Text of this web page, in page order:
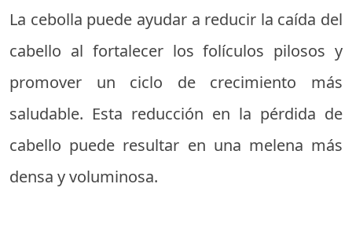
La cebolla puede ayudar a reducir la caída del
cabello al fortalecer los folículos pilosos y
promover un ciclo de crecimiento más
saludable. Esta reducción en la pérdida de
cabello puede resultar en una melena más
densa y voluminosa.